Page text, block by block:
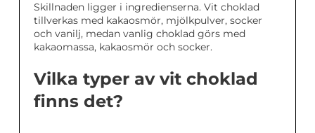
Skillnaden ligger i ingredienserna. Vit choklad
tillverkas med kakaosmör, mjölkpulver, socker
och vanilj, medan vanlig choklad görs med
kakaomassa, kakaosmör och socker.
Vilka typer av vit choklad
finns det?